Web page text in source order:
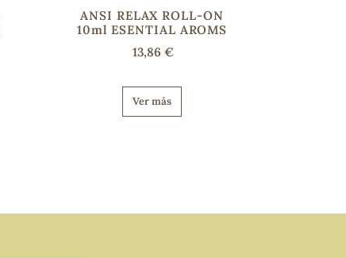
ANSI RELAX ROLL-ON
10ml ESENTIAL AROMS
13,86 €
Ver más